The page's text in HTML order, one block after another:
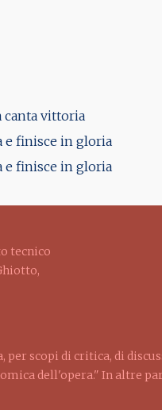
canta vittoria
e finisce in gloria
e finisce in gloria
tecnico
scopi di critica, di
dell'opera." In altre